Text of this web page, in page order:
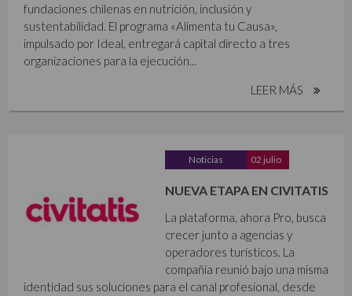
fundaciones chilenas en nutrición, inclusión y
sustentabilidad. El programa «Alimenta tu Causa»,
impulsado por Ideal, entregará capital directo a tres
organizaciones para la ejecución...
LEER MÁS
Noticias 02 julio
NUEVA ETAPA EN CIVITATIS
La plataforma, ahora Pro, busca
crecer junto a agencias y
operadores turísticos. La
compañía reunió bajo una misma
identidad sus soluciones para el canal profesional, desde